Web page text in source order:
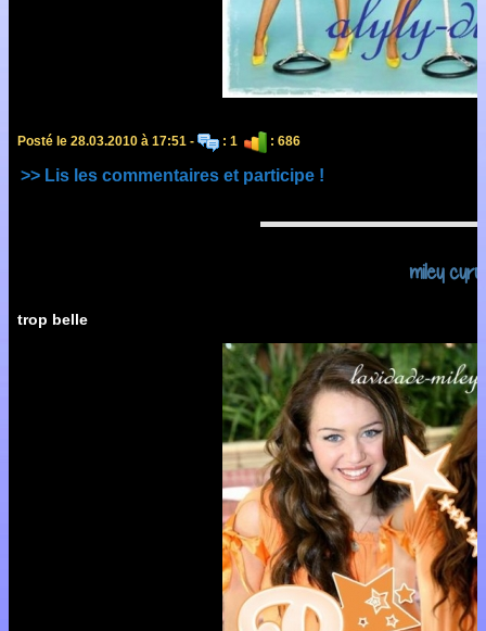
Posté le 28.03.2010 à 17:51 - : 1 : 686
>> Lis les commentaires et participe !
miley
trop belle